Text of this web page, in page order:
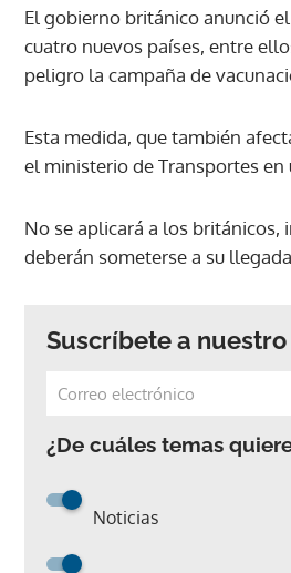
El gobierno británico anunció
cuatro nuevos países, entre
peligro la campaña de
Esta medida, que también
el ministerio de Transportes en
No se aplicará a los británicos,
deberán someterse a su
Suscríbete a
¿De cuáles temas
Noticias